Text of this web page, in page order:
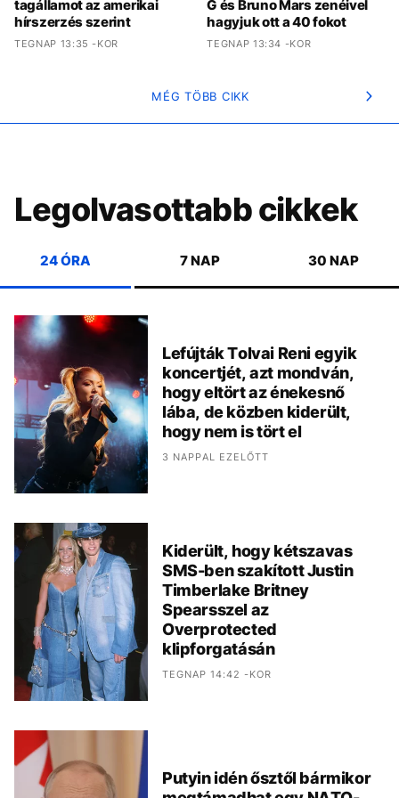
tagállamot az amerikai
hírszerzés szerint
TEGNAP 13:35 -KOR
G és Bruno Mars zenéivel
hagyjuk ott a 40 fokot
TEGNAP 13:34 -KOR
MÉG TÖBB CIKK
Legolvasottabb cikkek
24 ÓRA 7 NAP 30 NAP
Lefújták Tolvai Reni egyik
koncertjét, azt mondván,
hogy eltört az énekesnő
lába, de közben kiderült,
hogy nem is tört el
3 NAPPAL EZELŐTT
Kiderült, hogy kétszavas
SMS-ben szakított Justin
Timberlake Britney
Spearsszel az
Overprotected
klipforgatásán
TEGNAP 14:42 -KOR
Putyin idén ősztől bármikor